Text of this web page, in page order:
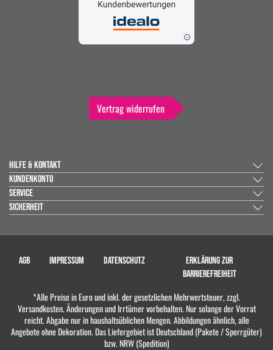
Vertrag widerrufen
HILFE & KONTAKT
KUNDENKONTO
SERVICE
SICHERHEIT
AGB IMPRESSUM DATENSCHUTZ
ERKLÄRUNG ZUR
BARRIEREFREIHEIT
*Alle Preise in Euro und inkl. der gesetzlichen Mehrwertsteuer, zzgl.
Versandkosten. Änderungen und Irrtümer vorbehalten. Nur solange der Vorrat
reicht. Abgabe nur in haushaltsüblichen Mengen. Abbildungen ähnlich, alle
Angebote ohne Dekoration. Das Liefergebiet ist Deutschland (Pakete / Sperrgüter)
bzw. NRW (Spedition)